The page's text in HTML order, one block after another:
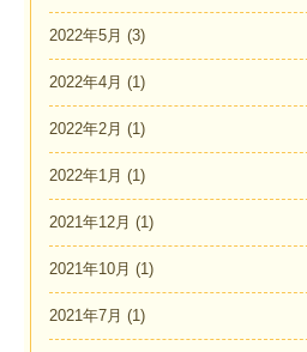
2022年5月 (3)
2022年4月 (1)
2022年2月 (1)
2022年1月 (1)
2021年12月 (1)
2021年10月 (1)
2021年7月 (1)